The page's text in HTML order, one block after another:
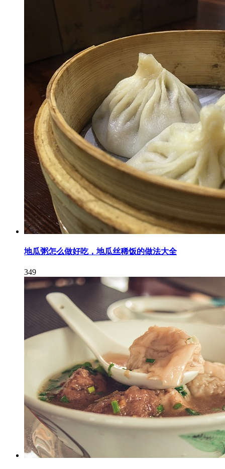
地瓜粥怎么做好吃，地瓜丝稀饭的做法大全
349